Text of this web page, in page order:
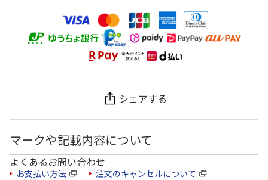
シェアする
マークや記載内容について
よくあるお問い合わせ
お支払い方法 注文のキャンセルについて